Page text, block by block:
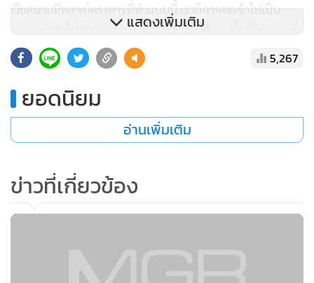
เวียดนามมีหลายโครงการที่ทำแบบนี้ เราก็อาจจะเข้าไปเป็น
partner เข้าไปร่วมพัฒนา ซึ่งเร็วกว่าเราจะศึกษาพื้นที่ใหม่เอง ซึ่ง
มีขั้นตอนที่ยุ่งยากมากกว่า หลายโครงการที่อาจจะได้รับ work
permit แล้วเราก็จะพูดคุยกัน เป็น location ที่มีการศึกษามาระ
ยะหนึ่งแล้ว”
นายสุกฤตย์ กล่าวอีกว่า ส่วนการจะดำเนินโครงการดังกล่าวใน
ลั่นน้ำมันมากกว่าความต้องการใช้ ขณะที่ บมจ.ไทยออยล์ (TOP)
ยังมีแผนการขยายกำลังกลั่นในอนาคต แต่หากจะเป็นการขยาย
เฉพาะโครงการปิโตรเคมีในไทย น่าจะมีความเป็นไปได้มากกว่า
แสดงเพิ่มเติม
5,267
ยอดนิยม
อ่านเพิ่มเติม
ข่าวที่เกี่ยวข้อง